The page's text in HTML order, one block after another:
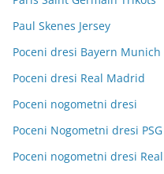
Paul Skenes Jersey
Poceni dresi Bayern Munich
Poceni dresi Real Madrid
Poceni nogometni dresi
Poceni Nogometni dresi PSG
Poceni nogometni dresi